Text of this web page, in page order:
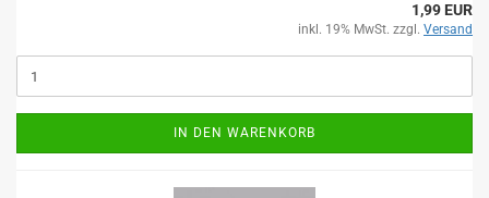
1,99 EUR
inkl. 19% MwSt. zzgl. Versand
IN DEN WARENKORB